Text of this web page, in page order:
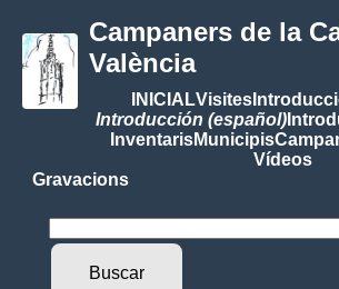
Campaners de la
València
INICIALVisites
Introducción (español)
InventarisMunicipis
Vídeos
Gravacions